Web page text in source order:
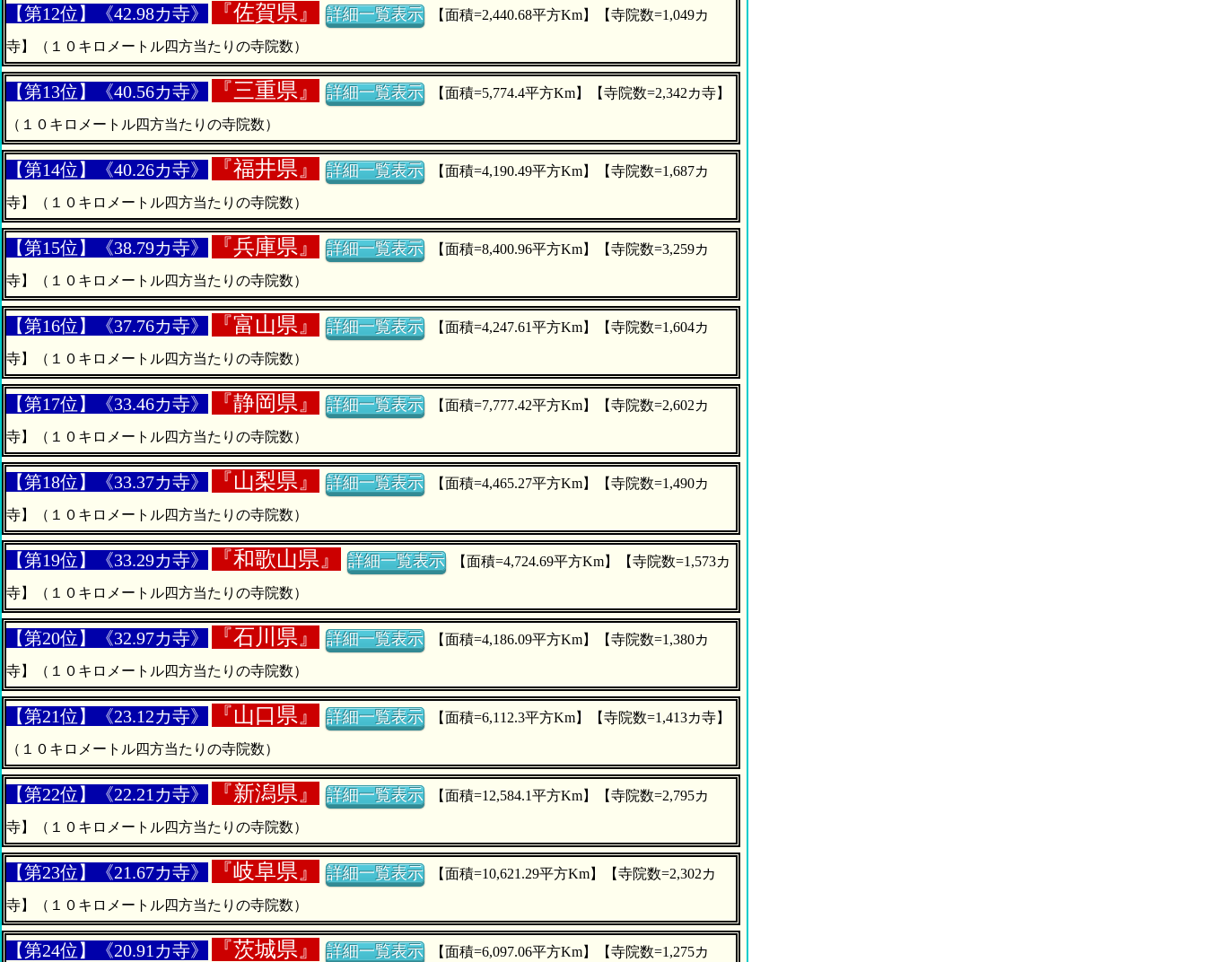
【第12位】《42.98カ寺》 『佐賀県』 詳細一覧表示
寺】（１０キロメートル四方当たりの寺院数）
【第13位】《40.56カ寺》 『三重県』 詳細一覧表示
（１０キロメートル四方当たりの寺院数）
【第14位】《40.26カ寺》 『福井県』 詳細一覧表示
寺】（１０キロメートル四方当たりの寺院数）
【第15位】《38.79カ寺》 『兵庫県』 詳細一覧表示
寺】（１０キロメートル四方当たりの寺院数）
【第16位】《37.76カ寺》 『富山県』 詳細一覧表示
寺】（１０キロメートル四方当たりの寺院数）
【第17位】《33.46カ寺》 『静岡県』 詳細一覧表示
寺】（１０キロメートル四方当たりの寺院数）
【第18位】《33.37カ寺》 『山梨県』 詳細一覧表示
寺】（１０キロメートル四方当たりの寺院数）
【第19位】《33.29カ寺》 『和歌山県』 詳細一覧表示
寺】（１０キロメートル四方当たりの寺院数）
【第20位】《32.97カ寺》 『石川県』 詳細一覧表示
寺】（１０キロメートル四方当たりの寺院数）
【第21位】《23.12カ寺》 『山口県』 詳細一覧表示
（１０キロメートル四方当たりの寺院数）
【第22位】《22.21カ寺》 『新潟県』 詳細一覧表示
寺】（１０キロメートル四方当たりの寺院数）
【第23位】《21.67カ寺》 『岐阜県』 詳細一覧表示
寺】（１０キロメートル四方当たりの寺院数）
【第24位】《20.91カ寺》 『茨城県』 詳細一覧表示